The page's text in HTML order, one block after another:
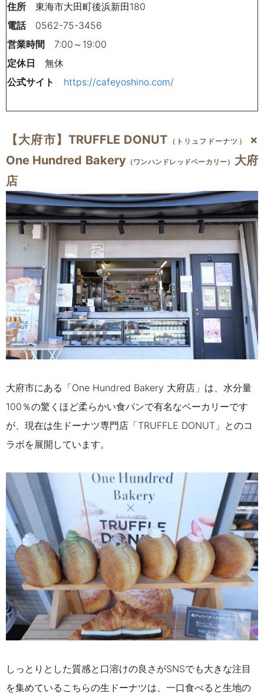
住所 東海市大田町後浜新田180
電話0562-75-3456
営業時間 7:00～19:00
定休日 無休
公式サイト
https://cafeyoshino.com/
【大府市】TRUFFLE DONUT （トリュフドーナツ）
×
One Hundred Bakery （ワンハンドレッドベーカリー） 大府
店
大府市にある「One Hundred Bakery 大府店」は、水分量
100％の驚くほど柔らかい食パンで有名なベーカリーです
が、現在は生ドーナツ専門店「TRUFFLE DONUT」とのコ
ラボを展開しています。
しっとりとした質感と口溶けの良さがSNSでも大きな注目
を集めているこちらの生ドーナツは、一口食べると生地の